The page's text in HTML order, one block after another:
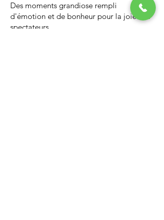
Des moments grandiose rempli
d'émotion et de bonheur pour la joie des
spectateurs.